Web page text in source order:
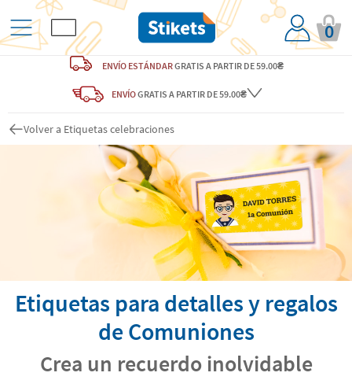
0
ENVÍO ESTÁNDARGRATIS A PARTIR DE 59.00₴
ENVÍOGRATIS A PARTIR DE 59.00₴
Volver a Etiquetas celebraciones
Etiquetas para detalles y regalos
de Comuniones
Crea un recuerdo inolvidable